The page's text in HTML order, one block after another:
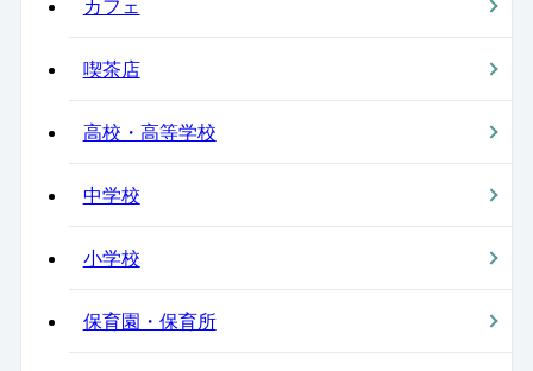
カフェ
喫茶店
高校・高等学校
中学校
小学校
保育園・保育所